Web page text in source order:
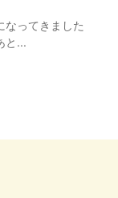
なってきました
と...